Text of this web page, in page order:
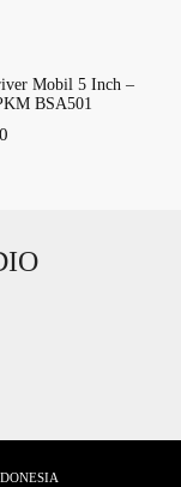
Mobil 5 Inch –
BSA501